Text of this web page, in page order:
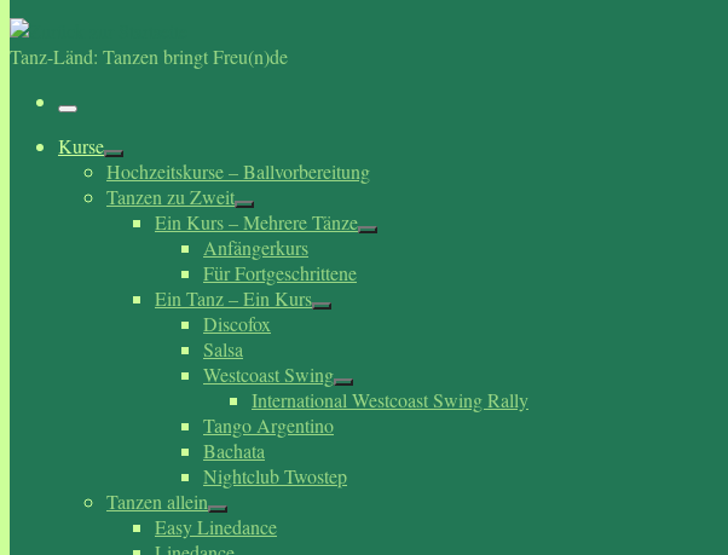
Tanz-Länd: Tanzen bringt Freu(n)de
Menü
Kurse
Hochzeitskurse – Ballvorbereitung
Tanzen zu Zweit
Ein Kurs – Mehrere Tänze
Anfängerkurs
Für Fortgeschrittene
Ein Tanz – Ein Kurs
Discofox
Salsa
Westcoast Swing
International Westcoast Swing Rally
Tango Argentino
Bachata
Nightclub Twostep
Tanzen allein
Easy Linedance